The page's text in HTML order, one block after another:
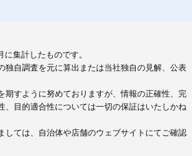
集計したものです。
自調査を元に算出または当社独自の見解、公表
すように努めておりますが、情報の正確性、完
、目的適合性については一切の保証はいたしかね
ては、自治体や店舗のウェブサイトにてご確認